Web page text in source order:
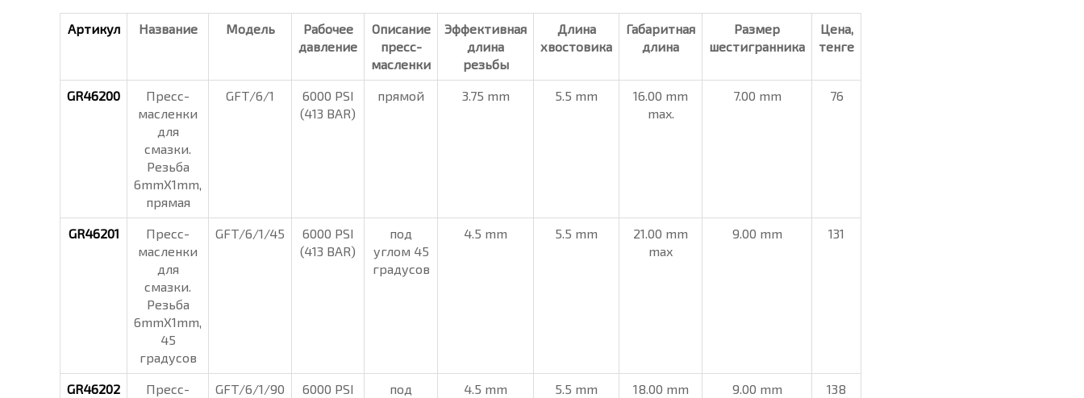
Артикул Название Модель
Рабочее
давление
Описание
пресс-
масленки
Эффективная
длина
резьбы
Длина
хвостовика
Габаритная
длина
Размер
шестигранника
Цена,
тенге
GR46200
Пресс-
масленки
для
смазки.
Резьба
6mmX1mm,
прямая
GFT/6/1
6000 PSI
(413 BAR)
прямой 3.75 mm 5.5 mm
16.00 mm
max.
7.00 mm 76
GR46201
Пресс-
масленки
для
смазки.
Резьба
6mmX1mm,
45
градусов
GFT/6/1/45
6000 PSI
(413 BAR)
под
углом 45
градусов
4.5 mm 5.5 mm
21.00 mm
max
9.00 mm 131
GR46202
Пресс-
GFT/6/1/90
6000 PSI
под
4.5 mm 5.5 mm
18.00 mm
9.00 mm 138